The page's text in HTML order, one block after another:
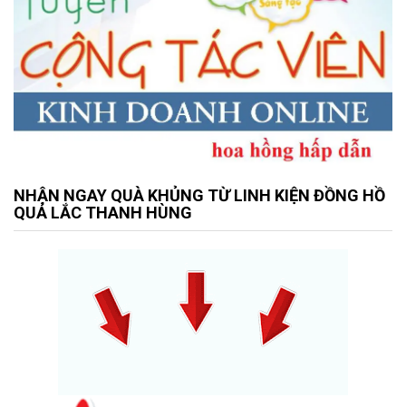
NHẬN NGAY QUÀ KHỦNG TỪ LINH KIỆN ĐỒNG HỒ
QUẢ LẮC THANH HÙNG